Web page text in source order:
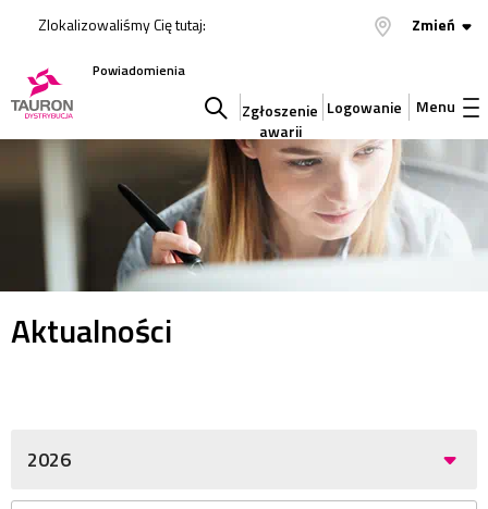
Zlokalizowaliśmy Cię tutaj: Zmień
Powiadomienia
Szukaj
w
serwisie
Zgłoszenie
awarii
Logowanie Menu
Aktualności
2026